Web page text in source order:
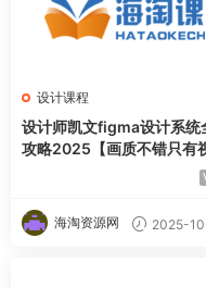
设计课程
设计师凯文figma设计系统
攻略2025【画质不错只有
海淘资源网 2025-